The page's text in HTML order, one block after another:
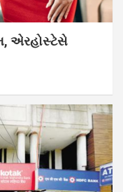
એરહોસ્ટેસે